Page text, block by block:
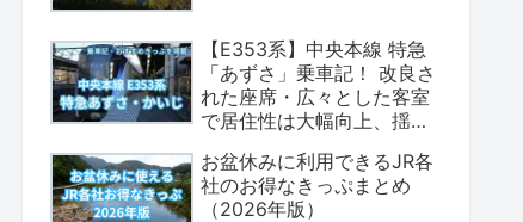
【E353系】中央本線 特急
「あずさ」乗車記！ 改良さ
れた座席・広々とした客室
で居住性は大幅向上、揺れ
（座席表・荷物置場の情報
あり）
お盆休みに利用できるJR各
社のお得なきっぷまとめ
（2026年版）